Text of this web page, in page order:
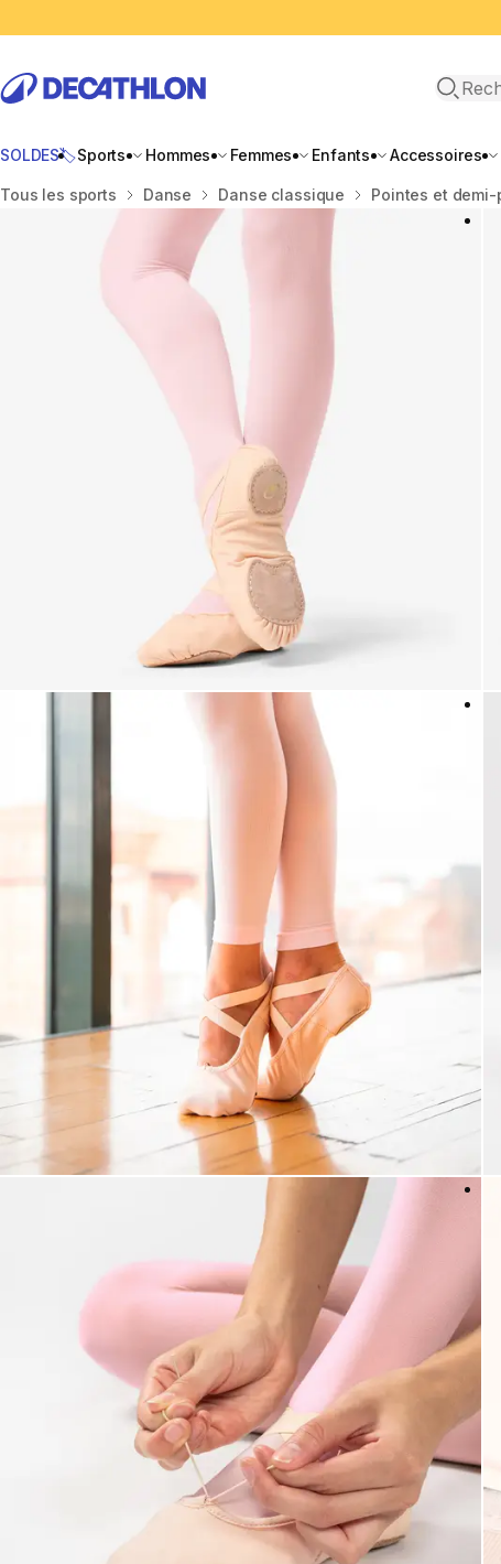
SOLDES🏷️Sports Hommes Femmes Enfants Accessoires
Accueil
Tous les sports Danse Danse classique Pointes et